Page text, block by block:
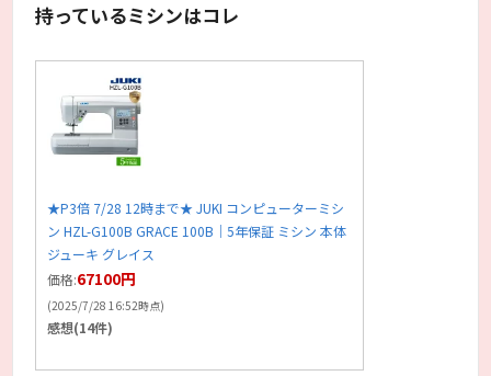
持っているミシンはコレ
★P3倍 7/28 12時まで★ JUKI コンピューターミシ
ン HZL-G100B GRACE 100B｜5年保証 ミシン 本体
ジューキ グレイス
価格:67100円
(2025/7/28 16:52時点)
感想(14件)